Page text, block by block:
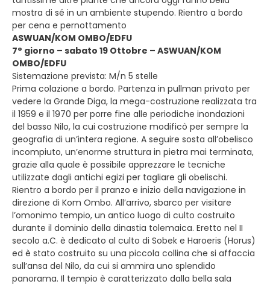
mostra di sé in un ambiente stupendo. Rientro a bordo
per cena e pernottamento
ASWUAN/KOM OMBO/EDFU
7° giorno – sabato 19 Ottobre – ASWUAN/KOM
OMBO/EDFU
Sistemazione prevista: M/n 5 stelle
Prima colazione a bordo. Partenza in pullman privato per
vedere la Grande Diga, la mega-costruzione realizzata tra
il 1959 e il 1970 per porre fine alle periodiche inondazioni
del basso Nilo, la cui costruzione modificò per sempre la
geografia di un’intera regione. A seguire sosta all’obelisco
incompiuto, un’enorme struttura in pietra mai terminata,
grazie alla quale è possibile apprezzare le tecniche
utilizzate dagli antichi egizi per tagliare gli obelischi.
Rientro a bordo per il pranzo e inizio della navigazione in
direzione di Kom Ombo. All’arrivo, sbarco per visitare
l’omonimo tempio, un antico luogo di culto costruito
durante il dominio della dinastia tolemaica. Eretto nel II
secolo a.C. è dedicato al culto di Sobek e Haroeris (Horus)
ed è stato costruito su una piccola collina che si affaccia
sull’ansa del Nilo, da cui si ammira uno splendido
panorama. Il tempio è caratterizzato dalla bella sala